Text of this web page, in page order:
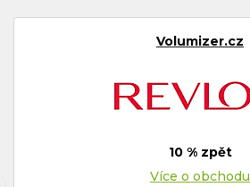
Volumizer.cz
10 % zpět
Více o obchodu